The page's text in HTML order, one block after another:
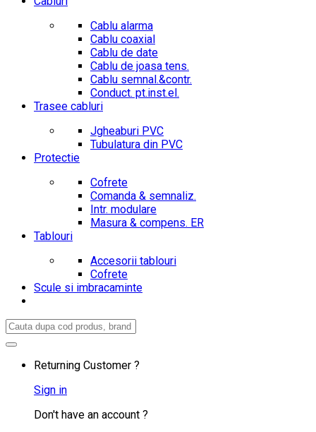
Cablu alarma
Cablu coaxial
Cablu de date
Cablu de joasa tens.
Cablu semnal.&contr.
Conduct. pt.inst.el.
Trasee cabluri
Jgheaburi PVC
Tubulatura din PVC
Protectie
Cofrete
Comanda & semnaliz.
Intr. modulare
Masura & compens. ER
Tablouri
Accesorii tablouri
Cofrete
Scule si imbracaminte
Search
Returning Customer ?
Sign in
Don't have an account ?